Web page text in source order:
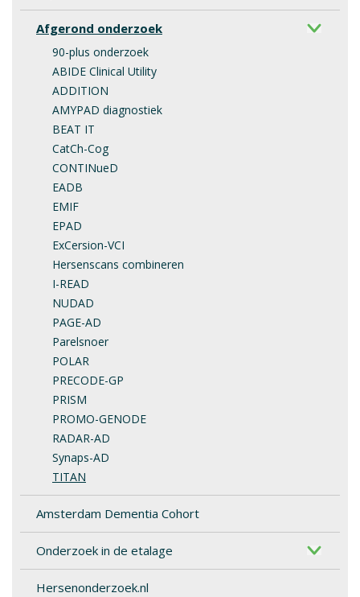
Afgerond onderzoek
90-plus onderzoek
ABIDE Clinical Utility
ADDITION
AMYPAD diagnostiek
BEAT IT
CatCh-Cog
CONTINueD
EADB
EMIF
EPAD
ExCersion-VCI
Hersenscans combineren
I-READ
NUDAD
PAGE-AD
Parelsnoer
POLAR
PRECODE-GP
PRISM
PROMO-GENODE
RADAR-AD
Synaps-AD
TITAN
Amsterdam Dementia Cohort
Onderzoek in de etalage
Hersenonderzoek.nl